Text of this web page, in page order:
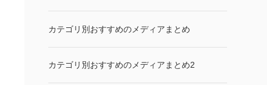
カテゴリ別おすすめのメディアまとめ
カテゴリ別おすすめのメディアまとめ2